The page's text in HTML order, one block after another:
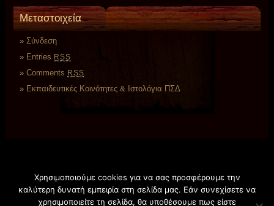
Μεταστοιχεία
Σύνδεση
Entries RSS
Comments RSS
Εκπαιδευτικές Κοινότητες & Ιστολόγια ΠΣΔ
Χρησιμοποιούμε cookies για να σας προσφέρουμε την
καλύτερη δυνατή εμπειρία στη σελίδα μας. Εάν συνεχίσετε να
χρησιμοποιείτε τη σελίδα, θα υποθέσουμε πως είστε